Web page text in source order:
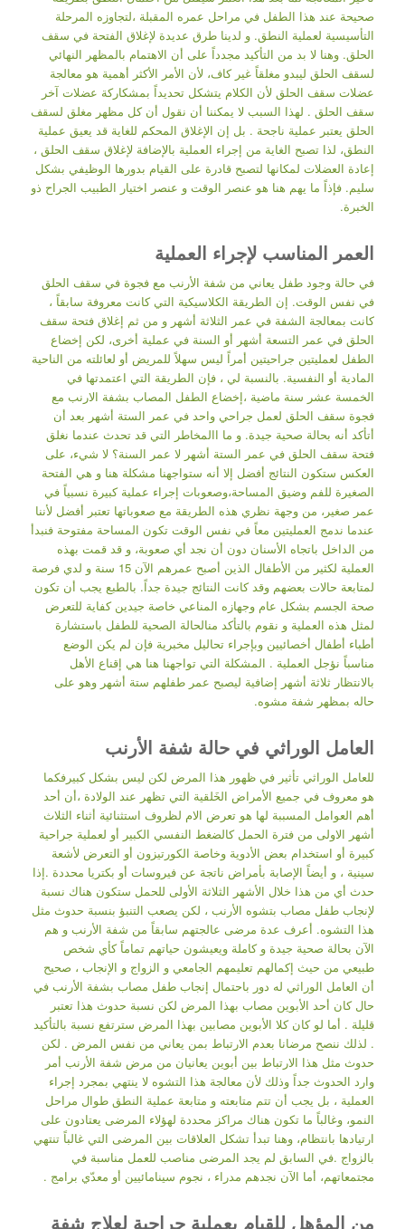
صحيحة عند هذا الطفل في مراحل عمره المقبلة ،لتجاوزه المرحلة
التأسيسية لعملية النطق. و لدينا طرق عديدة لإغلاق الفتحة في سقف
الحلق. وهنا لا بد من التأكيد مجدداً على أن الاهتمام بالمظهر النهائي
لسقف الحلق ليبدو مغلقاً غير كاف، لأن الأمر الأكثر أهمية هو معالجة
عضلات سقف الحلق لأن الكلام يتشكل تحديداً بمشكاركة عضلات آخر
سقف الحلق . لهذا السبب لا يمكننا أن نقول أن كل مظهر مغلق لسقف
الحلق يعتبر عملية ناجحة . بل إن الإغلاق المحكم للغاية قد يعيق عملية
النطق، لذا تصبح الغاية من إجراء العملية بالإضافة لإغلاق سقف الحلق ،
إعادة العضلات لمكانها لتصبح قادرة على القيام بدورها الوظيفي بشكل
سليم. فإذاً ما يهم هنا هو عنصر الوقت و عنصر اختيار الطبيب الجراح ذو
الخبرة.
العمر المناسب لإجراء العملية
في حالة وجود طفل يعاني من شفة الأرنب مع فجوة في سقف الحلق
في نفس الوقت. إن الطريقة الكلاسيكية التي كانت معروفة سابقاً ،
كانت بمعالجة الشفة في عمر الثلاثة أشهر و من ثم إغلاق فتحة سقف
الحلق في عمر التسعة أشهر أو السنة في عملية أخرى، لكن إخضاع
الطفل لعمليتين جراحيتين أمراً ليس سهلاً للمريض أو لعائلته من الناحية
المادية أو النفسية. بالنسبة لي ، فإن الطريقة التي اعتمدتها في
الخمسة عشر سنة ماضية ،إخضاع الطفل المصاب بشفة الارنب مع
فجوة سقف الحلق لعمل جراحي واحد في عمر الستة أشهر بعد أن
أتأكد أنه بحالة صحية جيدة. و ما االمخاطر التي قد تحدث عندما نغلق
فتحة سقف الحلق في عمر الستة أشهر لا عمر السنة؟ لا شيء، على
العكس ستكون النتائج أفضل إلا أنه ستواجهنا مشكلة هنا و هي الفتحة
الصغيرة للفم وضيق المساحة،وصعوبات إجراء عملية كبيرة نسبياً في
عمر صغير، من وجهة نظري هذه الطريقة مع صعوباتها تعتبر أفضل لأننا
عندما ندمج العمليتين معاً في نفس الوقت تكون المساحة مفتوحة فنبدأ
من الداخل باتجاه الأسنان دون أن نجد أي صعوبة، و قد قمت بهذه
العملية لكثير من الأطفال الذين أصبح عمرهم الآن 15 سنة و لدي فرصة
لمتابعة حالات بعضهم وقد كانت النتائج جيدة جداً. بالطبع يجب أن تكون
صحة الجسم بشكل عام وجهازه المناعي خاصة جيدين كفاية للتعرض
لمثل هذه العملية و نقوم بالتأكد منالحالة الصحية للطفل باستشارة
أطباء أطفال أخصائيين وبإجراء تحاليل مخبرية فإن لم يكن الوضع
مناسباً نؤجل العملية . المشكلة التي تواجهنا هنا هي إقناع الأهل
بالانتظار ثلاثة أشهر إضافية ليصبح عمر طفلهم ستة أشهر وهو على
حاله بمظهر شفة مشوه.
العامل الوراثي في حالة شفة الأرنب
للعامل الوراثي تأثير في ظهور هذا المرض لكن ليس بشكل كبيرفكما
هو معروف في جميع الأمراض الخَلقية التي تظهر عند الولادة ،أن أحد
أهم العوامل المسببة لها هو تعرض الام لظروف استثنائية أثناء الثلاث
أشهر الاولى من فترة الحمل كالضغط النفسي الكبير أو لعملية جراحية
كبيرة أو استخدام بعض الأدوية وخاصة الكورتيزون أو التعرض لأشعة
سينية ، و أيضاً الإصابة بأمراض ناتجة عن فيروسات أو بكتريا محددة .إذا
حدث أي من هذا خلال الأشهر الثلاثة الأولى للحمل ستكون هناك نسبة
لإنجاب طفل مصاب بتشوه الأرنب ، لكن يصعب التنبؤ بنسبة حدوث مثل
هذا التشوه. أعرف عدة مرضى عالجتهم سابقاً من شفة الأرنب و هم
الآن بحالة صحية جيدة و كاملة ويعيشون حياتهم تماماً كأي شخص
طبيعي من حيث إكمالهم تعليمهم الجامعي و الزواج و الإنجاب ، صحيح
أن العامل الوراثي له دور باحتمال إنجاب طفل مصاب بشفة الأرنب في
حال كان أحد الأبوين مصاب بهذا المرض لكن نسبة حدوث هذا تعتبر
قليلة . أما لو كان كلا الأبوين مصابين بهذا المرض سترتفع نسبة بالتأكيد
. لذلك ننصح مرضانا بعدم الارتباط بمن يعاني من نفس المرض . لكن
حدوث مثل هذا الارتباط بين أبوين يعانيان من مرض شفة الأرنب أمر
وارد الحدوث جداً وذلك لأن معالجة هذا التشوه لا ينتهي بمجرد إجراء
العملية ، بل يجب أن تتم متابعته و متابعة عملية النطق طوال مراحل
النمو، وغالباً ما تكون هناك مراكز محددة لهؤلاء المرضى يعتادون على
ارتيادها بانتظام، وهنا تبدأ تشكل العلاقات بين المرضى التي غالباً تنتهي
بالزواج .في السابق لم يجد المرضى مناصب للعمل مناسبة في
مجتمعاتهم، أما الآن نجدهم مدراء ، نجوم سينامائيين أو معدّي برامج .
من المؤهل للقيام بعملية جراحية لعلاج شفة